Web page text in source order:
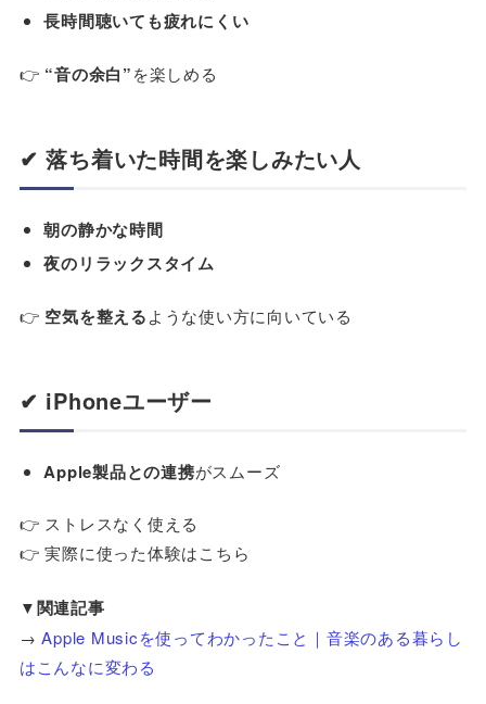
長時間聴いても疲れにくい
👉 “音の余白”を楽しめる
✔ 落ち着いた時間を楽しみたい人
朝の静かな時間
夜のリラックスタイム
👉 空気を整えるような使い方に向いている
✔ iPhoneユーザー
Apple製品との連携がスムーズ
👉 ストレスなく使える
👉 実際に使った体験はこちら
▼関連記事
→Apple Musicを使ってわかったこと｜音楽のある暮らし
はこんなに変わる